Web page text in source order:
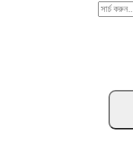
Search
For: